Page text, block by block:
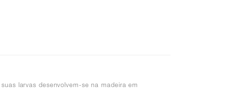
larvas desenvolvem-se na madeira em